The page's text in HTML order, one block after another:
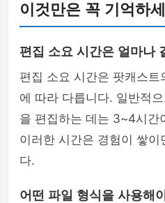
이것만은 꼭 기억하
편집 소요 시간은 얼마나
편집 소요 시간은 팟캐스
에 따라 다릅니다. 일반적
을 편집하는 데는 3~4시간
이러한 시간은 경험이 쌓이
다.
어떤 파일 형식을 사용해